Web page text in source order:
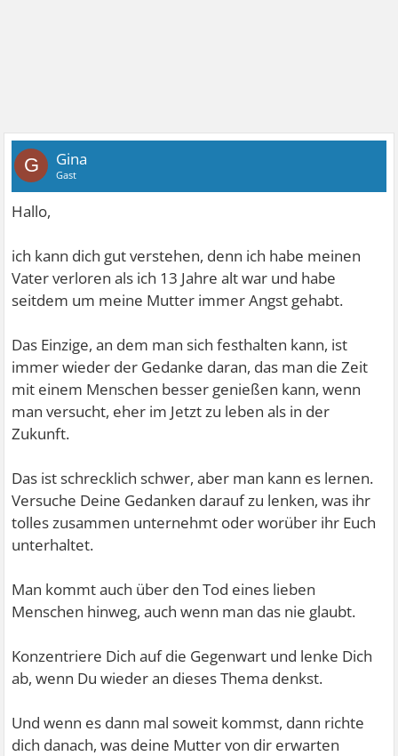
G Gina
Gast
Hallo,
ich kann dich gut verstehen, denn ich habe meinen
Vater verloren als ich 13 Jahre alt war und habe
seitdem um meine Mutter immer Angst gehabt.
Das Einzige, an dem man sich festhalten kann, ist
immer wieder der Gedanke daran, das man die Zeit
mit einem Menschen besser genießen kann, wenn
man versucht, eher im Jetzt zu leben als in der
Zukunft.
Das ist schrecklich schwer, aber man kann es lernen.
Versuche Deine Gedanken darauf zu lenken, was ihr
tolles zusammen unternehmt oder worüber ihr Euch
unterhaltet.
Man kommt auch über den Tod eines lieben
Menschen hinweg, auch wenn man das nie glaubt.
Konzentriere Dich auf die Gegenwart und lenke Dich
ab, wenn Du wieder an dieses Thema denkst.
Und wenn es dann mal soweit kommst, dann richte
dich danach, was deine Mutter von dir erwarten